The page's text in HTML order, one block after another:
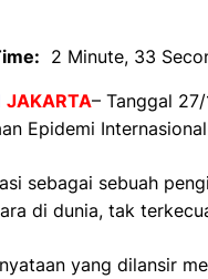
2 Minute, 33
JAKARTA– Tanggal
Epidemi Internasional
sebagai sebuah
di dunia, tak
yang dilansir